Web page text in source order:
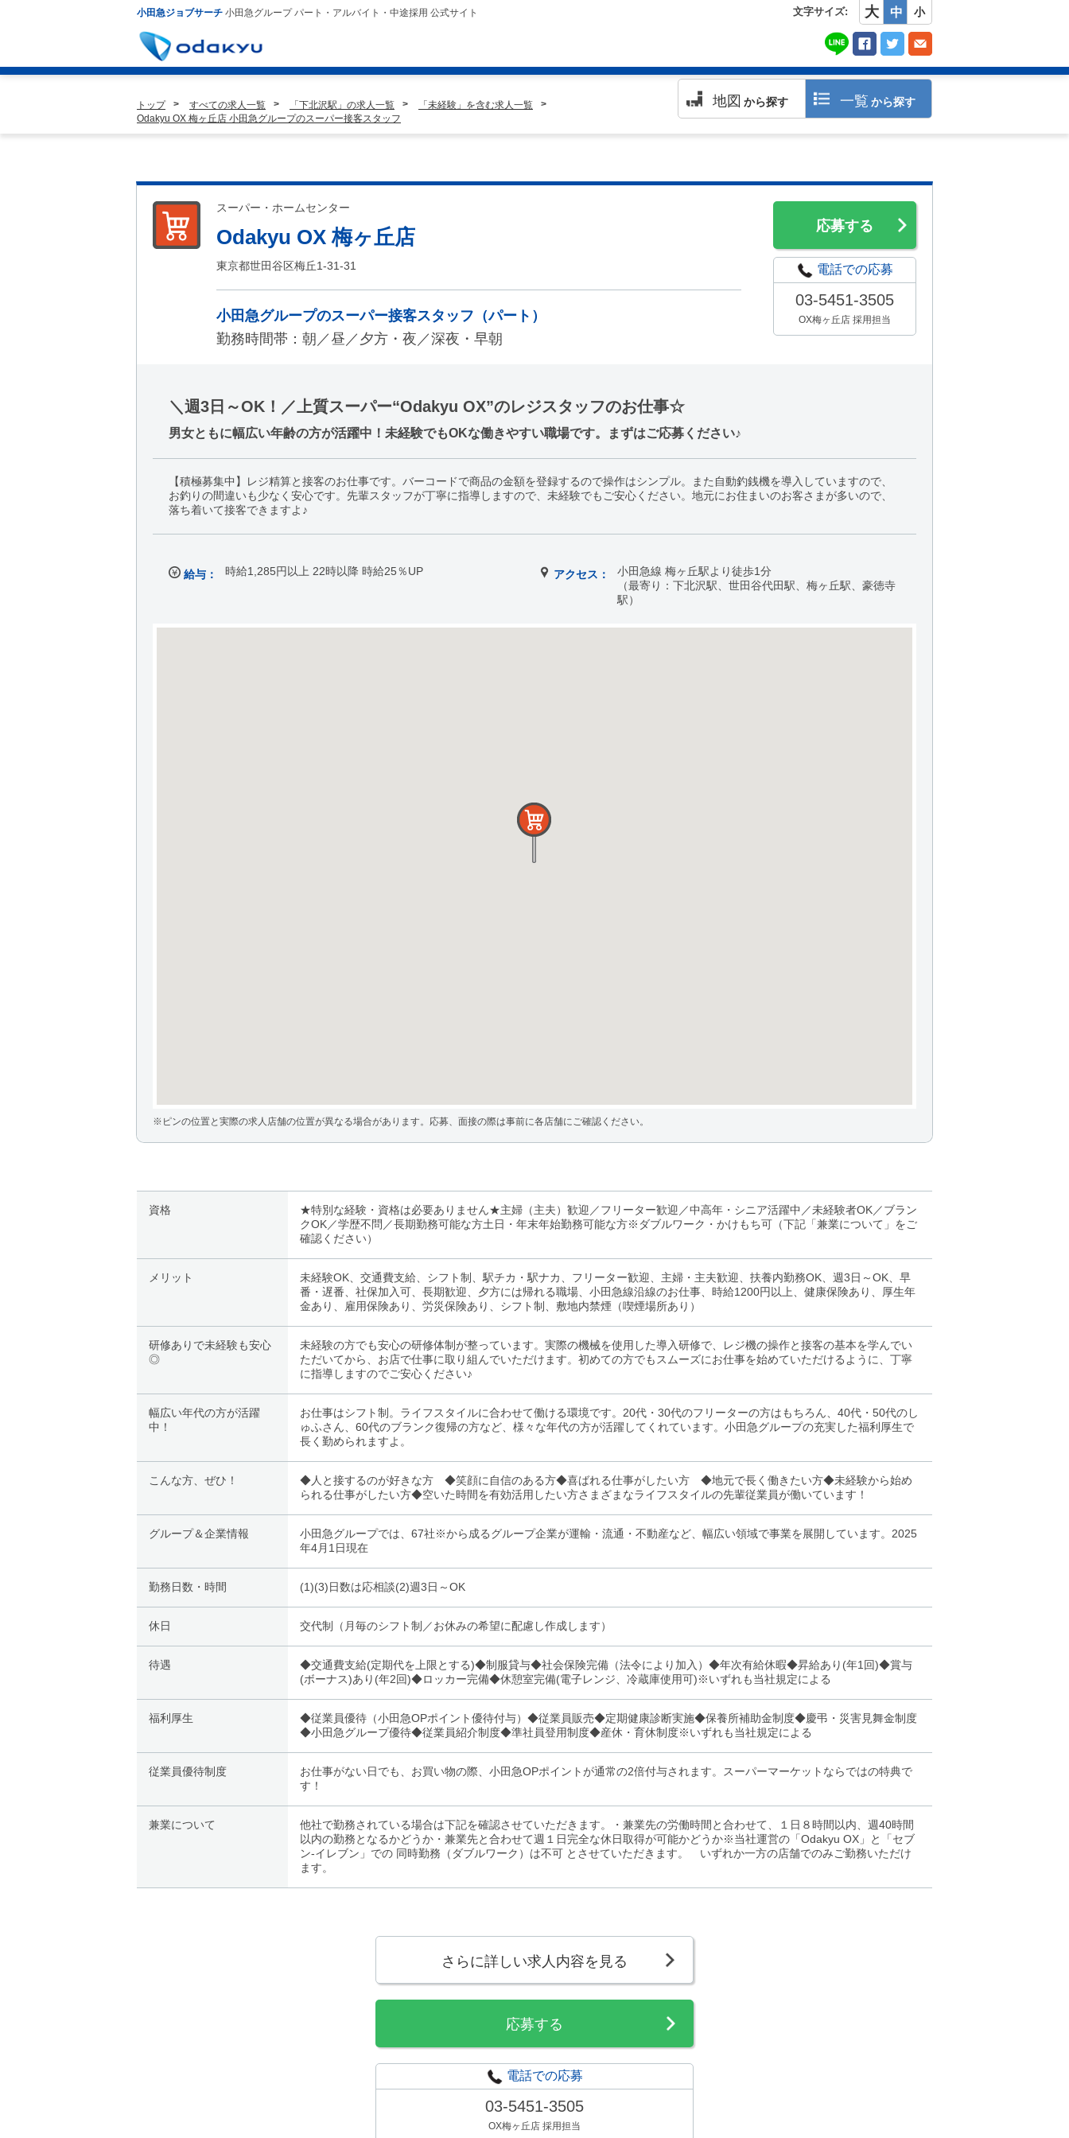
小田急ジョブサーチ 小田急グループ パート・アルバイト・中途採用 公式サイト 文字サイズ: 大 中 小
地図 から探す 一覧 から探す
トップ すべての求人一覧 「下北沢駅」の求人一覧
「未経験」を含む求人一覧
Odakyu OX 梅ヶ丘店 小田急グループのスーパー接客スタッフ
スーパー・ホームセンター
Odakyu OX 梅ヶ丘店
東京都世田谷区梅丘1-31-31
小田急グループのスーパー接客スタッフ（パート）
勤務時間帯：朝／昼／夕方・夜／深夜・早朝
応募する
電話での応募
03-5451-3505
OX梅ヶ丘店 採用担当
＼週3日～OK！／上質スーパー“Odakyu OX”のレジスタッフのお仕事☆
男女ともに幅広い年齢の方が活躍中！未経験でもOKな働きやすい職場です。まずはご応募ください♪
【積極募集中】レジ精算と接客のお仕事です。バーコードで商品の金額を登録するので操作はシンプル。また自動釣銭機を導入していますので、
お釣りの間違いも少なく安心です。先輩スタッフが丁寧に指導しますので、未経験でもご安心ください。地元にお住まいのお客さまが多いので、
落ち着いて接客できますよ♪
給与： 時給1,285円以上 22時以降 時給25％UP アクセス：
小田急線 梅ヶ丘駅より徒歩1分
（最寄り：下北沢駅、世田谷代田駅、梅ヶ丘駅、豪徳寺
駅）
※ピンの位置と実際の求人店舗の位置が異なる場合があります。応募、面接の際は事前に各店舗にご確認ください。
資格
★特別な経験・資格は必要ありません★主婦（主夫）歓迎／フリーター歓迎／中高年・シニア活躍中／未経験者OK／ブラン
クOK／学歴不問／長期勤務可能な方土日・年末年始勤務可能な方※ダブルワーク・かけもち可（下記「兼業について」をご
確認ください）
メリット
未経験OK、交通費支給、シフト制、駅チカ・駅ナカ、フリーター歓迎、主婦・主夫歓迎、扶養内勤務OK、週3日～OK、早
番・遅番、社保加入可、長期歓迎、夕方には帰れる職場、小田急線沿線のお仕事、時給1200円以上、健康保険あり、厚生年
金あり、雇用保険あり、労災保険あり、シフト制、敷地内禁煙（喫煙場所あり）
研修ありで未経験も安心
◎
未経験の方でも安心の研修体制が整っています。実際の機械を使用した導入研修で、レジ機の操作と接客の基本を学んでい
ただいてから、お店で仕事に取り組んでいただけます。初めての方でもスムーズにお仕事を始めていただけるように、丁寧
に指導しますのでご安心ください♪
幅広い年代の方が活躍
中！
お仕事はシフト制。ライフスタイルに合わせて働ける環境です。20代・30代のフリーターの方はもちろん、40代・50代のし
ゅふさん、60代のブランク復帰の方など、様々な年代の方が活躍してくれています。小田急グループの充実した福利厚生で
長く勤められますよ。
こんな方、ぜひ！
◆人と接するのが好きな方 ◆笑顔に自信のある方◆喜ばれる仕事がしたい方 ◆地元で長く働きたい方◆未経験から始め
られる仕事がしたい方◆空いた時間を有効活用したい方さまざまなライフスタイルの先輩従業員が働いています！
グループ＆企業情報
小田急グループでは、67社※から成るグループ企業が運輸・流通・不動産など、幅広い領域で事業を展開しています。2025
年4月1日現在
勤務日数・時間 (1)(3)日数は応相談(2)週3日～OK
休日 交代制（月毎のシフト制／お休みの希望に配慮し作成します）
待遇
◆交通費支給(定期代を上限とする)◆制服貸与◆社会保険完備（法令により加入）◆年次有給休暇◆昇給あり(年1回)◆賞与
(ボーナス)あり(年2回)◆ロッカー完備◆休憩室完備(電子レンジ、冷蔵庫使用可)※いずれも当社規定による
福利厚生
◆従業員優待（小田急OPポイント優待付与）◆従業員販売◆定期健康診断実施◆保養所補助金制度◆慶弔・災害見舞金制度
◆小田急グループ優待◆従業員紹介制度◆準社員登用制度◆産休・育休制度※いずれも当社規定による
従業員優待制度
お仕事がない日でも、お買い物の際、小田急OPポイントが通常の2倍付与されます。スーパーマーケットならではの特典で
す！
兼業について
他社で勤務されている場合は下記を確認させていただきます。・兼業先の労働時間と合わせて、１日８時間以内、週40時間
以内の勤務となるかどうか・兼業先と合わせて週１日完全な休日取得が可能かどうか※当社運営の「Odakyu OX」と「セブ
ン-イレブン」での 同時勤務（ダブルワーク）は不可 とさせていただきます。 いずれか一方の店舗でのみご勤務いただけ
ます。
さらに詳しい求人内容を見る
応募する
電話での応募
03-5451-3505
OX梅ヶ丘店 採用担当